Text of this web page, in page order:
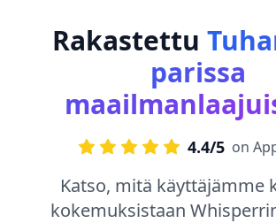
Rakastettu
parissa
4.4/5 on
Katso, mitä käyttäjämme
kokemuksistaan